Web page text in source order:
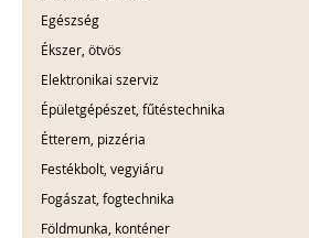
Egészség
Ékszer, ötvös
Elektronikai szerviz
Épületgépészet, fűtéstechnika
Étterem, pizzéria
Festékbolt, vegyiáru
Fogászat, fogtechnika
Földmunka, konténer